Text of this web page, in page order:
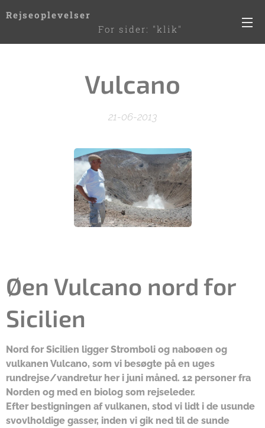
Rejseoplevelser
For sider: "klik"
de 3 streger til højre
Vulcano
21-06-2013
Øen Vulcano nord for
Sicilien
Nord for Sicilien ligger Stromboli og naboøen og
vulkanen Vulcano, som vi besøgte på en uges
rundrejse/vandretur her i juni måned. 12 personer fra
Norden og med en biolog som rejseleder.
Efter bestigningen af vulkanen, stod vi lidt i de usunde
svovlholdige gasser, inden vi gik ned til de sunde